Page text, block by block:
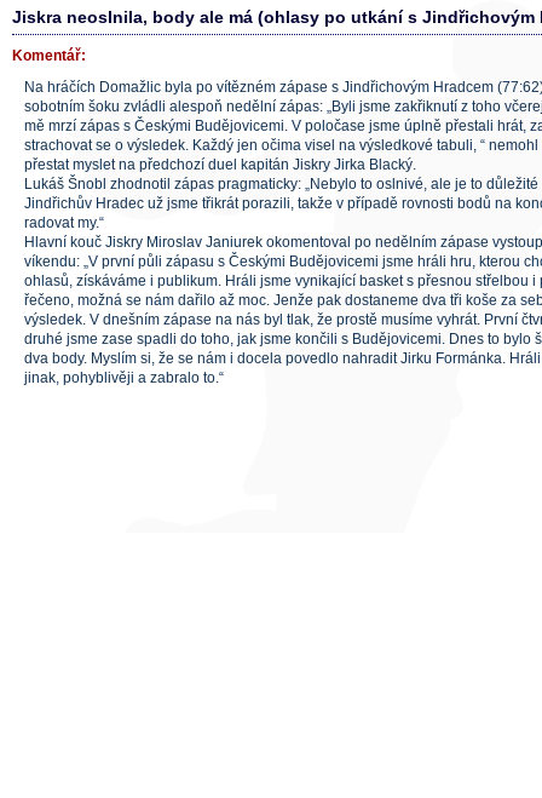
Jiskra neoslnila, body ale má (ohlasy po utkání s Jindřichovým
Komentář:
Na hráčích Domažlic byla po vítězném zápase s Jindřichovým Hradcem
sobotním šoku zvládli alespoň nedělní zápas: „Byli jsme zakřiknutí z toho
mě mrzí zápas s Českými Budějovicemi. V poločase jsme úplně přestali hrát,
strachovat se o výsledek. Každý jen očima visel na výsledkové tabuli, “
přestat myslet na předchozí duel kapitán Jiskry Jirka Blacký.
Lukáš Šnobl zhodnotil zápas pragmaticky: „Nebylo to oslnivé, ale je to
Jindřichův Hradec už jsme třikrát porazili, takže v případě rovnosti bodů na
radovat my.“
Hlavní kouč Jiskry Miroslav Janiurek okomentoval po nedělním zápase
víkendu: „V první půli zápasu s Českými Budějovicemi jsme hráli hru, kterou
ohlasů, získáváme i publikum. Hráli jsme vynikající basket s přesnou střelbou
řečeno, možná se nám dařilo až moc. Jenže pak dostaneme dva tři koše za
výsledek. V dnešním zápase na nás byl tlak, že prostě musíme vyhrát. První
druhé jsme zase spadli do toho, jak jsme končili s Budějovicemi. Dnes to bylo
dva body. Myslím si, že se nám i docela povedlo nahradit Jirku Formánka.
jinak, pohyblivěji a zabralo to.“